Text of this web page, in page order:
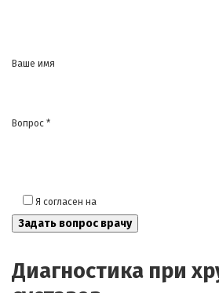
Ваше имя
Вопрос *
Я согласен на
Диагностика при